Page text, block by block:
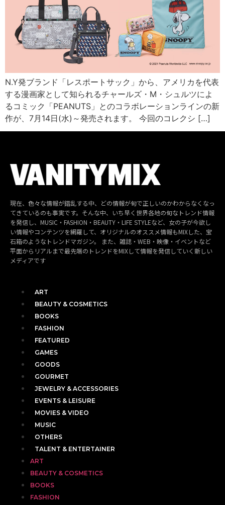
N.Y発ブランド「レスポートサック」から、アメリカを代表
する漫画家として知られるチャールズ・M・シュルツによ
るコミック「PEANUTS」とのコラボレーションラインの新
作が、7月14日(水)～発売されます。 今回のコレクシ […]
現在、色々な情報が錯乱する中、どの情報が旬で正しいのかわからなくなっ
てきているのも事実です。そんな中、いち早く世界各地の旬なトレンド情報
を発信し、MUSIC・FASHION・BEAUTY・LIFE STYLEなど、女の子が今欲し
い情報やコンテンツを網羅して、オリジナルのオススメ情報もMIXした、宝
石箱のようなトレンドマガジン。 また、雑誌・WEB・映像・イベントなど
平面からリアルまで最先端のトレンドをMIXして情報を発信していく新しい
メディアです
ART
BEAUTY & COSMETICS
BOOKS
FASHION
FEATURED
GAMES
GOODS
GOURMET
JEWELRY & ACCESSORIES
EVENTS & LEISURE
MOVIES & VIDEO
MUSIC
OTHERS
TALENT & ENTERTAINER
ART
BEAUTY & COSMETICS
BOOKS
FASHION